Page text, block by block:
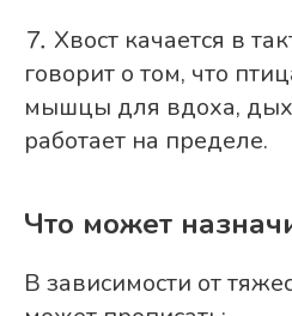
⒎ Хвост качается в
говорит о том, что
мышцы для вдоха,
работает на пределе.
Что может
В зависимости от